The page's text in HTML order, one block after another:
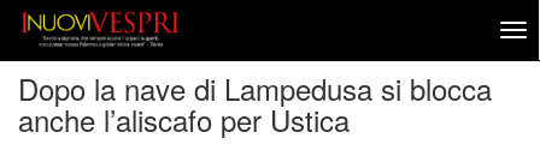
Dopo la nave di Lampedusa si blocca
anche l’aliscafo per Ustica